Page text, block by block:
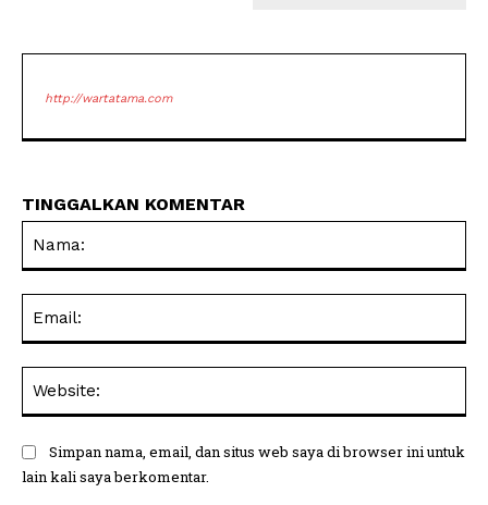
http://wartatama.com
TINGGALKAN KOMENTAR
Simpan nama, email, dan situs web saya di browser ini untuk
lain kali saya berkomentar.